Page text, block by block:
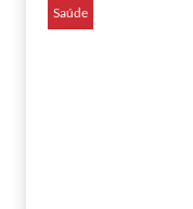
Saúde